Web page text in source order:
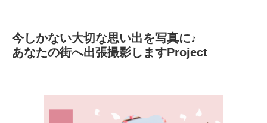
今しかない大切な思い出を写真に♪
あなたの街へ出張撮影しますProject